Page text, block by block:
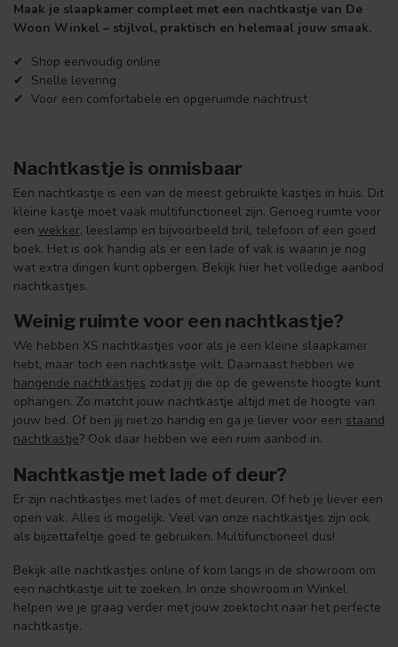
Maak je slaapkamer compleet met een nachtkastje van De
Woon Winkel – stijlvol, praktisch en helemaal jouw smaak.
✔ Shop eenvoudig online
✔ Snelle levering
✔ Voor een comfortabele en opgeruimde nachtrust
Nachtkastje is onmisbaar
Een nachtkastje is een van de meest gebruikte kastjes in huis. Dit
kleine kastje moet vaak multifunctioneel zijn. Genoeg ruimte voor
een wekker, leeslamp en bijvoorbeeld bril, telefoon of een goed
boek. Het is ook handig als er een lade of vak is waarin je nog
wat extra dingen kunt opbergen. Bekijk hier het volledige aanbod
nachtkastjes.
Weinig ruimte voor een nachtkastje?
We hebben XS nachtkastjes voor als je een kleine slaapkamer
hebt, maar toch een nachtkastje wilt. Daarnaast hebben we
hangende nachtkastjes zodat jij die op de gewenste hoogte kunt
ophangen. Zo matcht jouw nachtkastje altijd met de hoogte van
jouw bed. Of ben jij niet zo handig en ga je liever voor een staand
nachtkastje? Ook daar hebben we een ruim aanbod in.
Nachtkastje met lade of deur?
Er zijn nachtkastjes met lades of met deuren. Of heb je liever een
open vak. Alles is mogelijk. Veel van onze nachtkastjes zijn ook
als bijzettafeltje goed te gebruiken. Multifunctioneel dus!
Bekijk alle nachtkastjes online of kom langs in de showroom om
een nachtkastje uit te zoeken. In onze showroom in Winkel
helpen we je graag verder met jouw zoektocht naar het perfecte
nachtkastje.